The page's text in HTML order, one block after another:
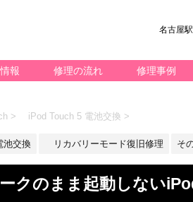
名古屋
報 修理の流れ 修理事例
> iPod Touch 5 電池交換 >
池交換 リカバリーモード復旧修理 そ
クのまま起動しない